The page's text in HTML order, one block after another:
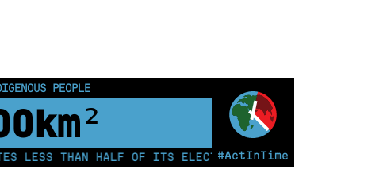
#ActInTime
PEOPLE
km²
THAN HALF OF ITS ELECTRICITY FROM COAL FOR THE